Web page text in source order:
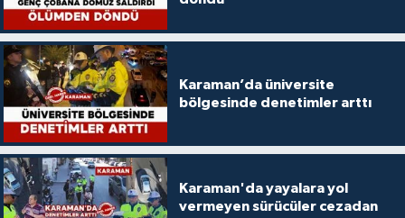
Karaman’da üniversite
bölgesinde denetimler arttı
Karaman'da yayalara yol
vermeyen sürücüler cezadan